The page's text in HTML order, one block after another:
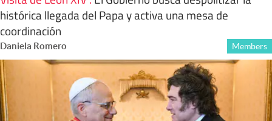
histórica llegada del Papa y activa una mesa de
coordinación
Daniela Romero Members